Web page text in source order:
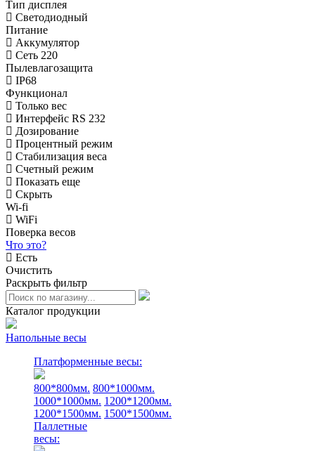
Тип дисплея
Светодиодный
Питание
Аккумулятор
Сеть 220
Пылевлагозащита
IP68
Функционал
Только вес
Интерфейс RS 232
Дозирование
Процентный режим
Стабилизация веса
Счетный режим
Показать еще
Скрыть
Wi-fi
WiFi
Поверка весов
Что это?
Есть
Очистить
Раскрыть фильтр
Каталог продукции
Напольные весы
Платформенные весы:
800*800мм. 800*1000мм.
1000*1000мм. 1200*1200мм.
1200*1500мм. 1500*1500мм.
Паллетные
весы: